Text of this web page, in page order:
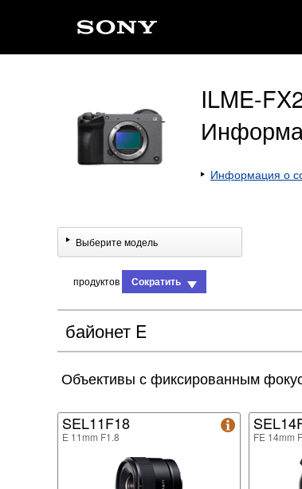
ILME-
Информация о
Выберите модель
продуктов Сократить
байонет E
Объективы с фиксированным
SEL11F18
E 11mm F1.8 FE 14mm